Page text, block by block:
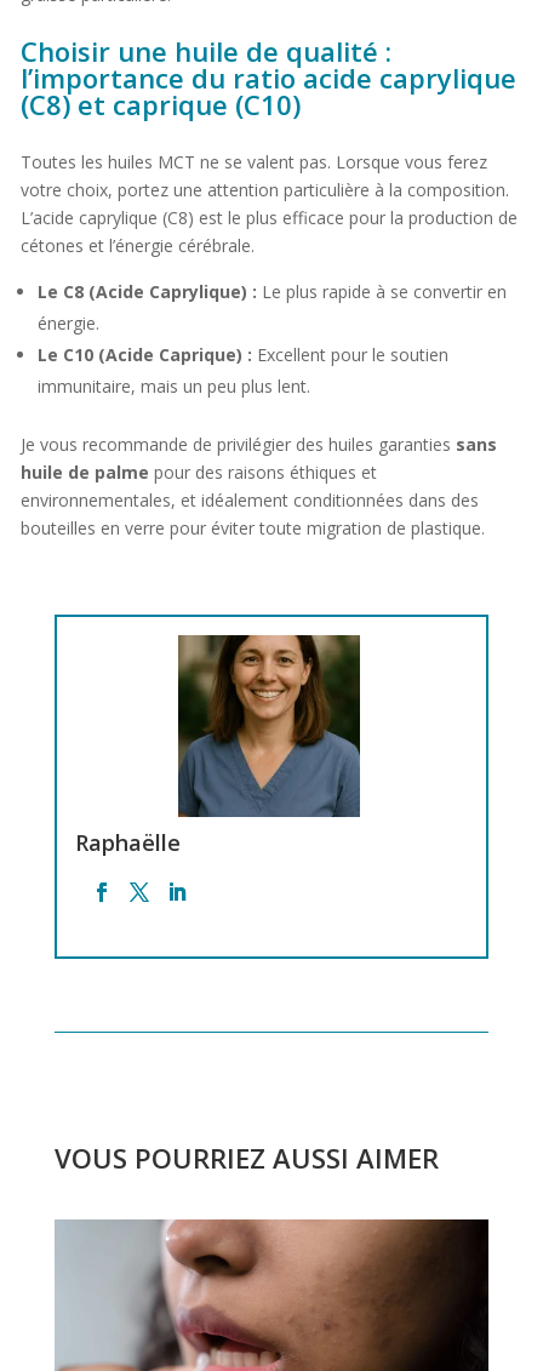
Choisir une huile de qualité :
l’importance du ratio acide caprylique
(C8) et caprique (C10)
Toutes les huiles MCT ne se valent pas. Lorsque vous ferez
votre choix, portez une attention particulière à la composition.
L’acide caprylique (C8) est le plus efficace pour la production de
cétones et l’énergie cérébrale.
Le C8 (Acide Caprylique) : Le plus rapide à se convertir en
énergie.
Le C10 (Acide Caprique) : Excellent pour le soutien
immunitaire, mais un peu plus lent.
Je vous recommande de privilégier des huiles garanties sans
huile de palme pour des raisons éthiques et
environnementales, et idéalement conditionnées dans des
bouteilles en verre pour éviter toute migration de plastique.
Raphaëlle
VOUS POURRIEZ AUSSI AIMER